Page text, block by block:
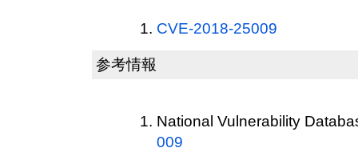
CVE-2018-25009
参考情報
National Vulnerability
009